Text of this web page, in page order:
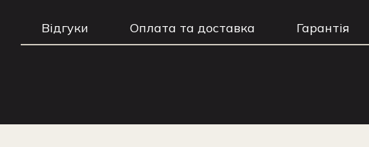
Відгуки Оплата та доставка Гарантія